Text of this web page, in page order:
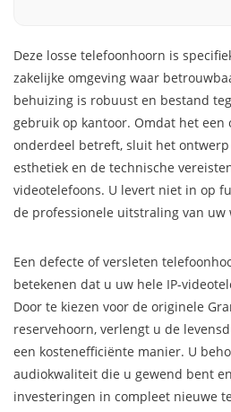
Deze losse telefoonhoorn is
zakelijke omgeving waar
behuizing is robuust en bestand
gebruik op kantoor. Omdat het een
onderdeel betreft, sluit het
esthetiek en de technische
videotelefoons. U levert niet in op
de professionele uitstraling van uw
Een defecte of versleten
betekenen dat u uw hele IP-
Door te kiezen voor de originele
reservehoorn, verlengt u de
een kostenefficiënte manier. U
audiokwaliteit die u gewend bent
investeringen in compleet nieuwe